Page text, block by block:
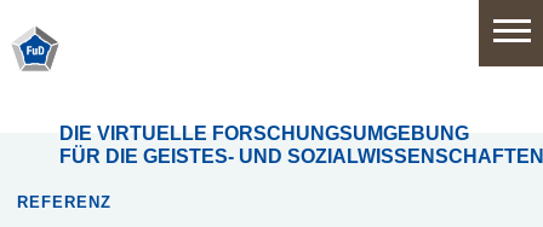
Home
Software
DIE VIRTUELLE FORSCHUNGSUMGEBUNG
FÜR DIE GEISTES- UND SOZIALWISSENSCHAFTEN
REFERENZ